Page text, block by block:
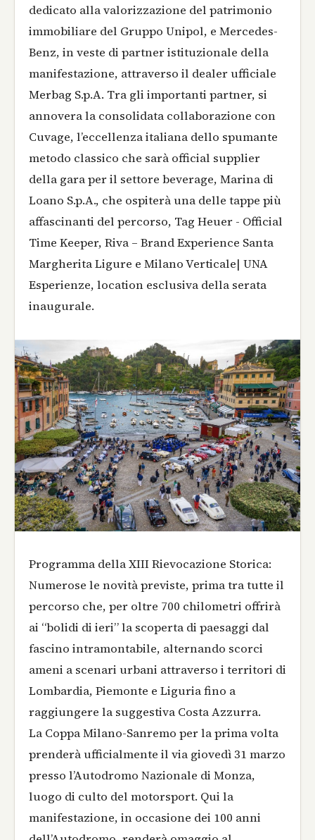
dedicato alla valorizzazione del patrimonio
immobiliare del Gruppo Unipol, e Mercedes-
Benz, in veste di partner istituzionale della
manifestazione, attraverso il dealer ufficiale
Merbag S.p.A. Tra gli importanti partner, si
annovera la consolidata collaborazione con
Cuvage, l’eccellenza italiana dello spumante
metodo classico che sarà official supplier
della gara per il settore beverage, Marina di
Loano S.p.A., che ospiterà una delle tappe più
affascinanti del percorso, Tag Heuer - Official
Time Keeper, Riva – Brand Experience Santa
Margherita Ligure e Milano Verticale| UNA
Esperienze, location esclusiva della serata
inaugurale.
Programma della XIII Rievocazione Storica:
Numerose le novità previste, prima tra tutte il
percorso che, per oltre 700 chilometri offrirà
ai “bolidi di ieri” la scoperta di paesaggi dal
fascino intramontabile, alternando scorci
ameni a scenari urbani attraverso i territori di
Lombardia, Piemonte e Liguria fino a
raggiungere la suggestiva Costa Azzurra.
La Coppa Milano-Sanremo per la prima volta
prenderà ufficialmente il via giovedì 31 marzo
presso l’Autodromo Nazionale di Monza,
luogo di culto del motorsport. Qui la
manifestazione, in occasione dei 100 anni